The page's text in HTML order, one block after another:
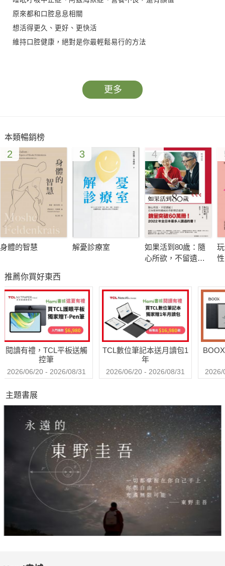
原來都和口腔息息相關
想活得更久、更好、更快活
維持口腔健康，絕對是你最輕鬆易行的方法
門牙外暴、假牙沒裝好、口腔肌肉無力，則會讓你睡眠時暫時停
有太多看似只發生在口腔中的問題，其實都與全身健康密切相關
甚至還會影響你的顏值指數與談笑時的自信
在本書中，暖男醫生就要告訴你
如何透過口腔保健，打造健全的身體機能，以及充滿魅力的表情
面容
雖然書裡有不少專業知識，但寫得並不艱澀，對一般讀者來說也
題時可以有什麼選擇。
─────────台大兒童醫院兒童感染科主治醫師 李秉穎
黃醫師不只是將患者的口腔當作物理性身體的一部分，利用工具
修補眼前的問題，而是始終意識到口腔是身體的一部分，不可分
雲龍
黃醫師在幫我與家人治療時，擅長以簡明易懂的方式說明艱深的
觀念。這本書就是其中精華的整理，值得大力推薦。
─────────雄獅旅遊集團董事長 王文傑
長期讓黃醫師照護口腔的我，看完本書後，覺得內容十分豐富。
黃醫師用醫學觀點解釋面相學與老運的關聯，既實用且有趣。
─────────兩岸知名命理權威 譚秀珠
新聞，對於書中「對的治療，比快的治療重要」深表認同。
更多
本類暢銷榜
2
身體的智慧
3
解憂診療室
4
如果活到80歲：隨
心所欲，不留遺
推薦你買好東西
閱讀有禮，TCL平板送觸
控筆
2026/06/20 - 2026/08/31
TCL數位筆記本送月讀包1
年
2026/06/20 - 2026/08/31 2026/
主題書展